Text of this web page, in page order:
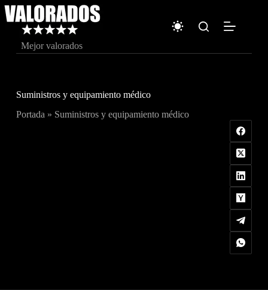
Saltar
al
contenido
Mejor valorados
Suministros y equipamiento médico
Portada » Suministros y equipamiento médico